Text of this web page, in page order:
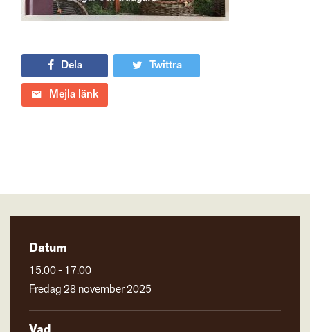
Dela
Twittra
Mejla länk
Datum
15.00 - 17.00
Fredag 28 november 2025